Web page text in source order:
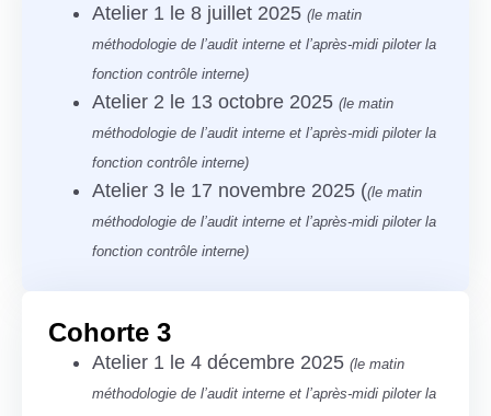
Atelier 1 le 8 juillet 2025 (le matin
méthodologie de l’audit interne et l’après-midi piloter la
fonction contrôle interne)
Atelier 2 le 13 octobre 2025 (le matin
méthodologie de l’audit interne et l’après-midi piloter la
fonction contrôle interne)
Atelier 3 le 17 novembre 2025 ((le matin
méthodologie de l’audit interne et l’après-midi piloter la
fonction contrôle interne)
Cohorte 3
Atelier 1 le 4 décembre 2025 (le matin
méthodologie de l’audit interne et l’après-midi piloter la